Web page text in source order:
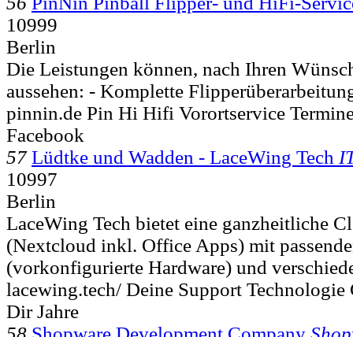
10999
Berlin
Die Leistungen können, nach Ihren
aussehen: - Komplette
pinnin.de Pin Hi Hifi Vorortservice
Facebook
57 Lüdtke und Wadden - LaceWing Tech
10997
Berlin
LaceWing Tech bietet eine ganzheitliche
(Nextcloud inkl. Office Apps) mit
(vorkonfigurierte Hardware) und
lacewing.tech/ Deine Support
Dir Jahre